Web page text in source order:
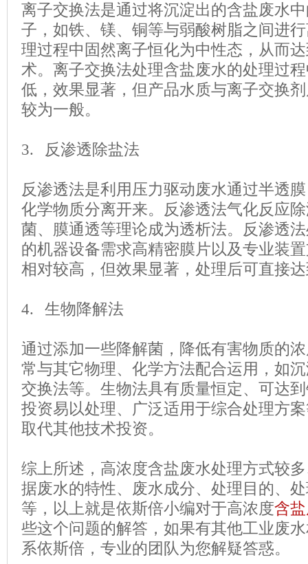
离子交换法是通过将沉淀出的含盐废水
子，如铁、镁、铜等与弱酸树脂之间进
理过程中固然离子恒化为中性态，从而
术。离子交换法处理含盐废水的处理过
低，效果显著，但产品水质与离子交换
较为一般。
3. 反渗透除盐法
反渗透法是利用压力驱动废水通过半透
化学物质分离开来。反渗透法气化反应
菌、膜通透等理论成为透析法。反渗透
的机器设备需求高精密膜片以及专业装
相对较高，但效果显著，处理后可直接
4. 生物降解法
通过添加一些降解菌，降低有害物质的
常与其它物理、化学方法配合运用，如
交换法等。生物法具有质量恒定、可达
投资易以处理、广泛适用于综合处理方
取代其他技术投资。
综上所述，高浓度含盐废水处理方式较
据废水的特性、废水成分、处理目的、
等， 以上就是依斯倍小编对于高浓度含
些这个问题的解答，如果有其他工业废
系依斯倍，专业的团队为您解疑答惑。